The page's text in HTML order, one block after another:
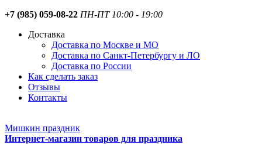
+7 (985) 059-08-22 ПН-ПТ 10:00 - 19:00
Доставка
Доставка по Москве и МО
Доставка по Санкт-Петербургу и ЛО
Доставка по России
Как сделать заказ
Отзывы
Контакты
Мишкин праздник
Интернет-магазин товаров для праздника